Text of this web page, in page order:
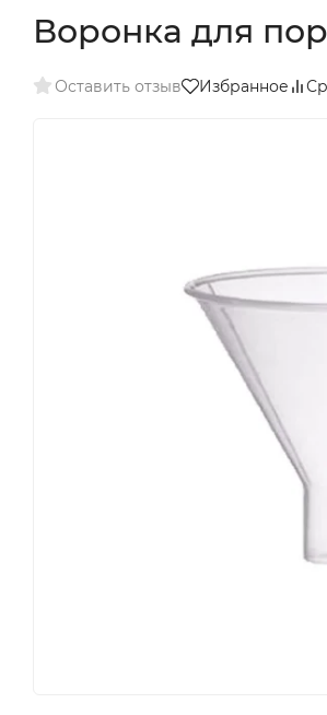
Воронка для
Оставить отзыв Избранное